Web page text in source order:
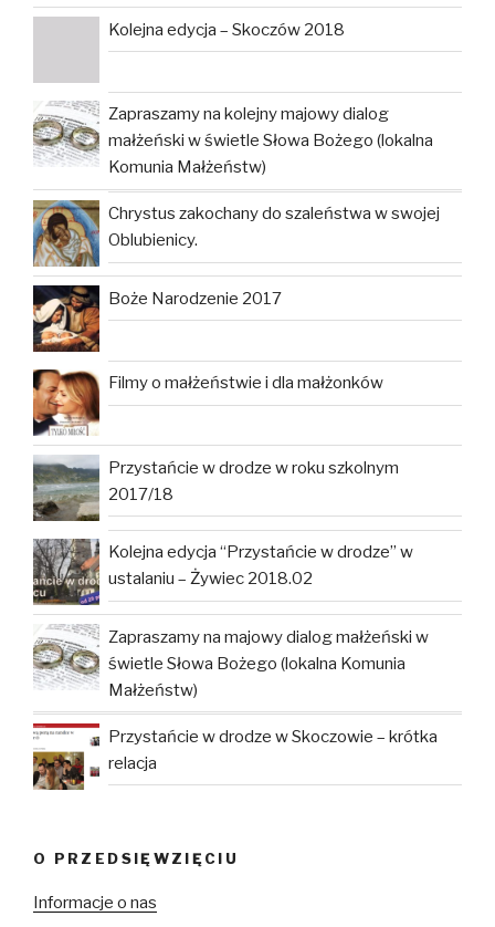
Kolejna edycja – Skoczów 2018
Zapraszamy na kolejny majowy dialog
małżeński w świetle Słowa Bożego (lokalna
Komunia Małżeństw)
Chrystus zakochany do szaleństwa w swojej
Oblubienicy.
Boże Narodzenie 2017
Filmy o małżeństwie i dla małżonków
Przystańcie w drodze w roku szkolnym
2017/18
Kolejna edycja “Przystańcie w drodze” w
ustalaniu – Żywiec 2018.02
Zapraszamy na majowy dialog małżeński w
świetle Słowa Bożego (lokalna Komunia
Małżeństw)
Przystańcie w drodze w Skoczowie – krótka
relacja
O PRZEDSIĘWZIĘCIU
Informacje o nas